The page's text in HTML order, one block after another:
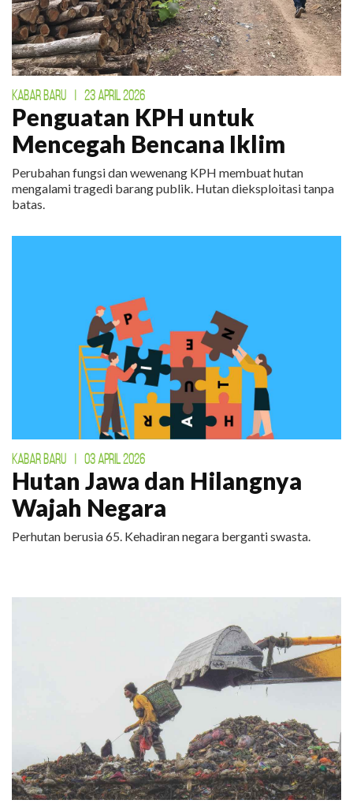
KABAR BARU | 23 APRIL 2026
Penguatan KPH untuk
Mencegah Bencana Iklim
Perubahan fungsi dan wewenang KPH membuat hutan
mengalami tragedi barang publik. Hutan dieksploitasi tanpa
batas.
KABAR BARU | 03 APRIL 2026
Hutan Jawa dan Hilangnya
Wajah Negara
Perhutan berusia 65. Kehadiran negara berganti swasta.